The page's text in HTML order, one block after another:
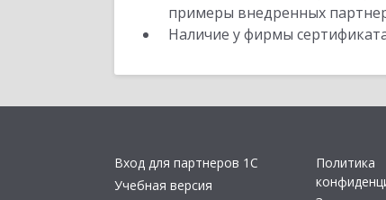
примеры внедренных
Наличие у фирмы
Вход для партнеров 1С
Учебная версия
Политика